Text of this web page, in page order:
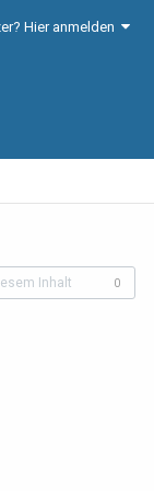
Hier anmelden
Inhalt 0